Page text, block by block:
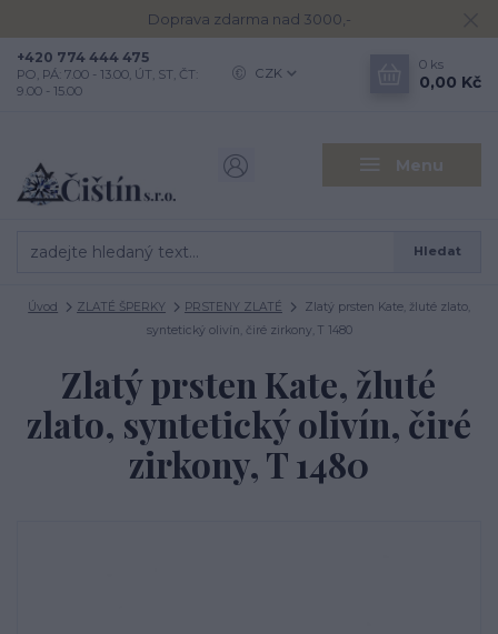
Doprava zdarma nad 3000,-
Menu
CZK
Hledat
+420 774 444 475
PO, PÁ: 7.00 - 13.00, ÚT, ST, ČT:
9.00 - 15.00
0 ks
0,00 Kč
Úvod ZLATÉ ŠPERKY PRSTENY ZLATÉ
Zlatý prsten Kate, žluté zlato,
syntetický olivín, čiré zirkony, T 1480
Zlatý prsten Kate, žluté
zlato, syntetický olivín, čiré
zirkony, T 1480